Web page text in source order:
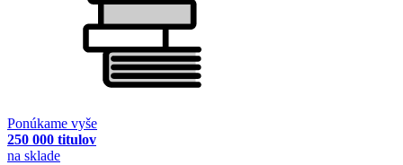
Ponúkame vyše
250 000 titulov
na sklade